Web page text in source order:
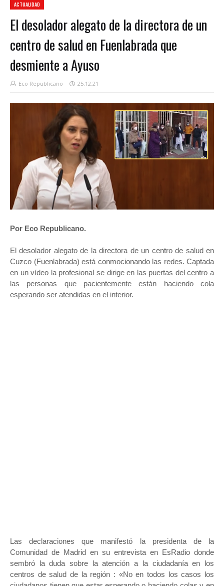
ACTUALIDAD
El desolador alegato de la directora de un
centro de salud en Fuenlabrada que
desmiente a Ayuso
Eco Republicano 25.12.21
Por Eco Republicano.
El desolador alegato de la directora de un centro de salud en
Cuzco (Fuenlabrada) está conmocionando las redes. Captada
en un vídeo la profesional se dirige en las puertas del centro a
las personas que pacientemente están haciendo cola
esperando ser atendidas en el interior.
Las declaraciones que manifestó la presidenta de la
Comunidad de Madrid en su entrevista en EsRadio donde
sembró la duda sobre la atención a la ciudadanía en los
centros de salud de la región : «No en todos los casos los